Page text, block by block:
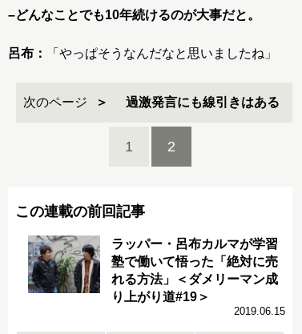
–どんなことでも10年続けるのが大事だと。
呂布： 「やっぱそうなんだなと思いましたね」
次のページ 過激発言にも線引きはある
1 2
この連載の前回記事
ラッパー・呂布カルマが学習
塾で働いて悟った「絶対に売
れる方法」＜ダメリーマン成
り上がり道#19＞
2019.06.15